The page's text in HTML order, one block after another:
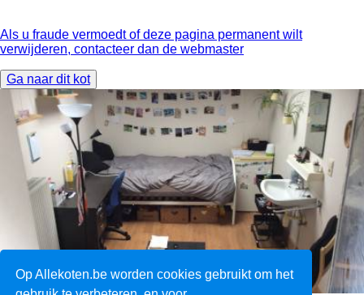
Op Allekoten.be worden cookies gebruikt om het
Als u fraude vermoedt of deze pagina permanent wilt
verwijderen, contacteer dan de webmaster
Ga naar dit kot